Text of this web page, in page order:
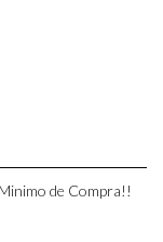
de Compra!!